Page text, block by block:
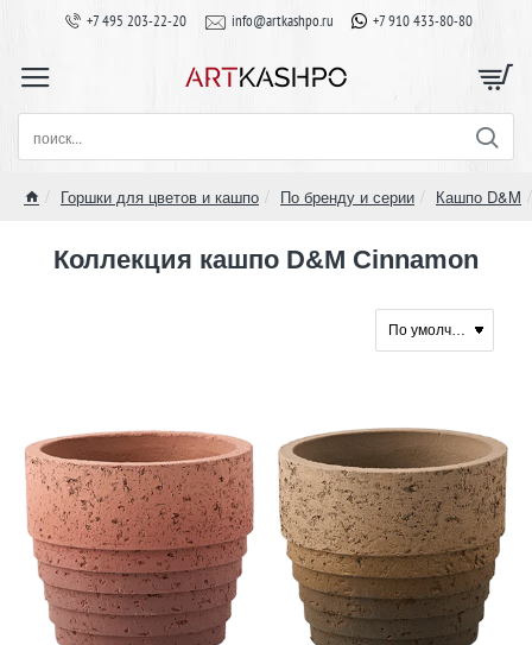
+7 495 203-22-20 info@artkashpo.ru +7 910 433-80-80
поиск...
Горшки для цветов и кашпо По бренду и серии Кашпо D&M
Коллекция кашпо D&M Cinnamon